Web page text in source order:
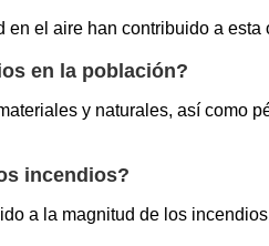
en el aire han contribuido a
en la población?
y naturales, así como
incendios?
a la magnitud de los